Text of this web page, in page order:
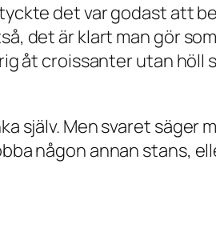
det var godast att
det är klart man gör
åt croissanter utan
själv. Men svaret
någon annan stans,